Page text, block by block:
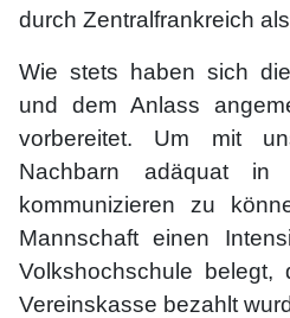
durch Zentralfrankreich
Wie stets haben sich
und dem Anlass
vorbereitet. Um mit
Nachbarn adäquat in
kommunizieren zu
Mannschaft einen
Volkshochschule
Vereinskasse bezahlt